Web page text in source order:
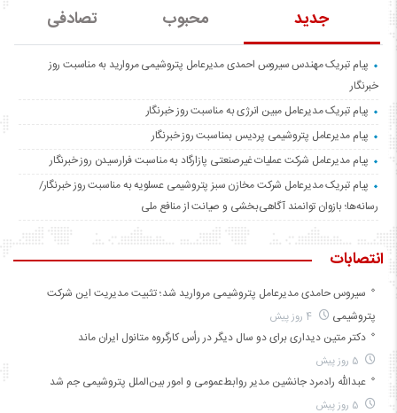
جدید محبوب تصادفی
پیام تبریک مهندس سیروس احمدی مدیرعامل پتروشیمی مروارید به مناسبت روز
خبرنگار
پیام تبریک مدیرعامل مبین انرژی به مناسبت روز خبرنگار
پیام مدیرعامل پتروشیمی پردیس بمناسبت روز خبرنگار
پیام مدیرعامل شرکت عملیات غیرصنعتی پازارگاد به مناسبت فرارسیدن روز خبرنگار
پیام تبریک مدیرعامل شرکت مخازن سبز پتروشیمی عسلویه به مناسبت روز خبرنگار/
رسانه‌ها؛ بازوان توانمند آگاهی‌بخشی و صیانت از منافع ملی
انتصابات
سیروس حامدی مدیرعامل پتروشیمی مروارید شد؛ تثبیت مدیریت این شرکت
پتروشیمی
دکتر متین دیداری برای دو سال دیگر در رأس کارگروه متانول ایران ماند
عبدالله رادمرد جانشین مدیر روابط‌عمومی و امور بین‌الملل پتروشیمی جم شد